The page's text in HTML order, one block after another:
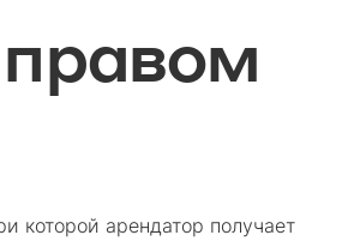
которой арендатор получает